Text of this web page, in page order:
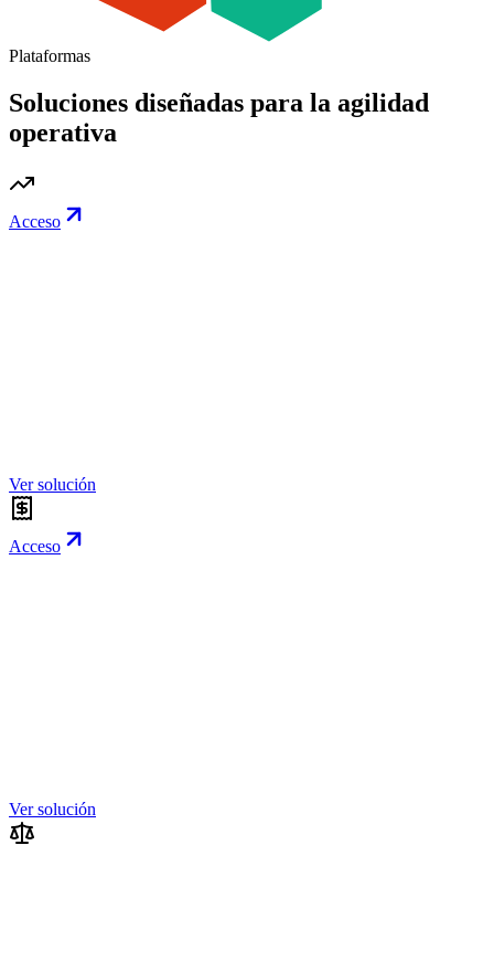
Plataformas
Soluciones diseñadas para la agilidad
operativa
Acceso
Ver solución
Acceso
Ver solución